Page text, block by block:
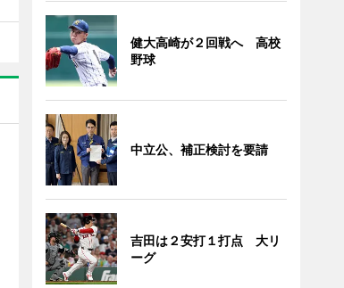
健大高崎が２回戦へ 高校
野球
中立公、補正検討を要請
吉田は２安打１打点 大リ
ーグ